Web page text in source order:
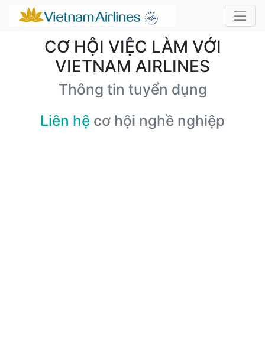
CƠ HỘI VIỆC LÀM VỚI
VIETNAM AIRLINES
Thông tin tuyển dụng
Liên hệ cơ hội nghề nghiệp